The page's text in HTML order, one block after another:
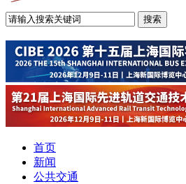
首页
新闻
公共交通